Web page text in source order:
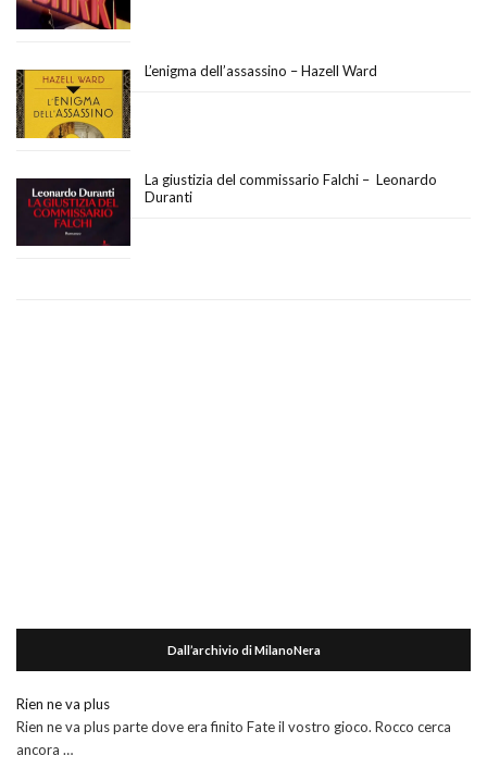
L’enigma dell’assassino – Hazell Ward
La giustizia del commissario Falchi – Leonardo
Duranti
Dall’archivio di MilanoNera
Rien ne va plus
Rien ne va plus parte dove era finito Fate il vostro gioco. Rocco cerca
ancora …